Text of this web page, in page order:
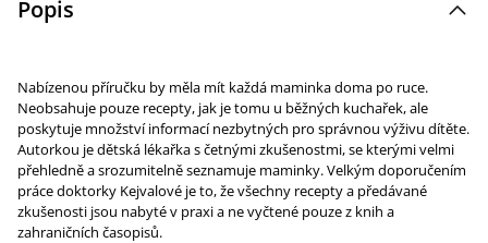
Popis
Nabízenou příručku by měla mít každá maminka doma po ruce.
Neobsahuje pouze recepty, jak je tomu u běžných kuchařek, ale
poskytuje množství informací nezbytných pro správnou výživu dítěte.
Autorkou je dětská lékařka s četnými zkušenostmi, se kterými velmi
přehledně a srozumitelně seznamuje maminky. Velkým doporučením
práce doktorky Kejvalové je to, že všechny recepty a předávané
zkušenosti jsou nabyté v praxi a ne vyčtené pouze z knih a
zahraničních časopisů.